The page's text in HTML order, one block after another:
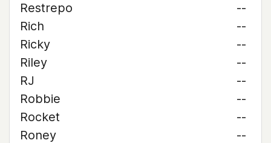
Restrepo
--
Rich
--
Ricky
--
Riley
--
RJ
--
Robbie
--
Rocket
--
Roney
--